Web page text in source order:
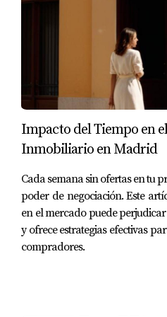
Para ilustrar mejor cómo
chalet en La Garena,
Estudio de Caso 1:
Juan y María compraron su
300,000 euros. Al decidir
investigar propiedades
se vendían entre 350,000 y
tras consultar a un tasador
de que su propiedad tenía
justificaban un precio más
vender su chalet por 380,000
Impacto del Tiempo en
Inmobiliario en Madrid
Cada semana sin ofertas en tu
poder de negociación. Este
en el mercado puede
y ofrece estrategias efectivas
compradores.